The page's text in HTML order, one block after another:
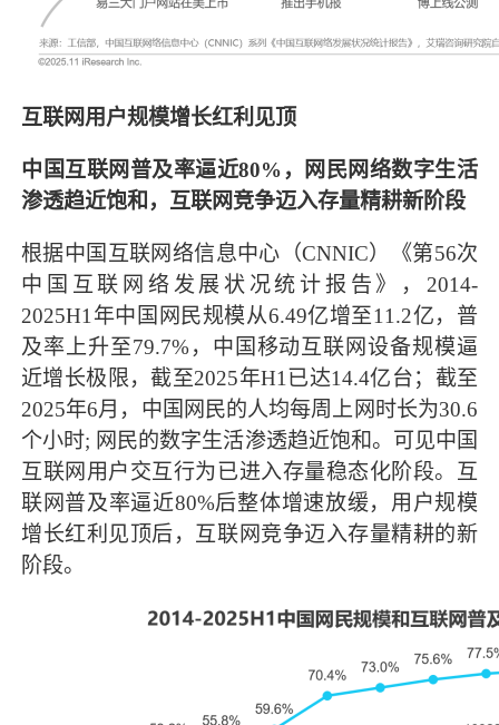
互联网用户规模增长红利见顶
中国互联网普及率逼近80%，网民网络数字生活
渗透趋近饱和，互联网竞争迈入存量精耕新阶段
根据中国互联网络信息中心（CNNIC）《第56次
中国互联网络发展状况统计报告》，2014-
2025H1年中国网民规模从6.49亿增至11.2亿，普
及率上升至79.7%，中国移动互联网设备规模逼
近增长极限，截至2025年H1已达14.4亿台；截至
2025年6月，中国网民的人均每周上网时长为30.6
个小时; 网民的数字生活渗透趋近饱和。可见中国
互联网用户交互行为已进入存量稳态化阶段。互
联网普及率逼近80%后整体增速放缓，用户规模
增长红利见顶后，互联网竞争迈入存量精耕的新
阶段。